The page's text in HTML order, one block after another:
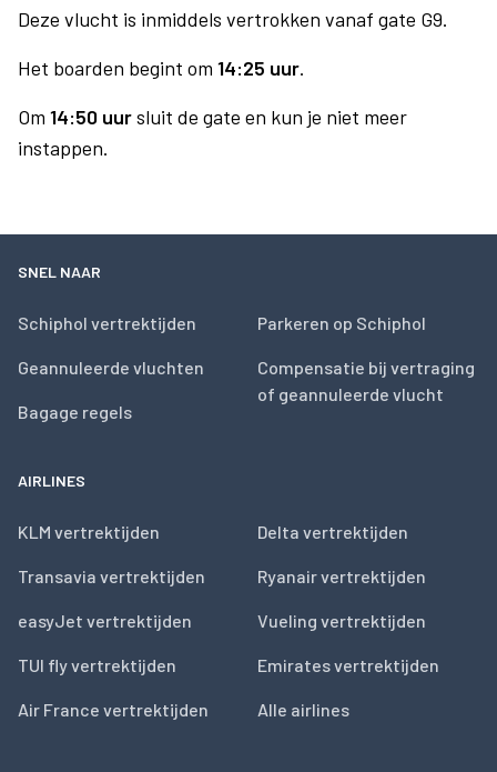
Deze vlucht is inmiddels vertrokken vanaf gate G9.
Het boarden begint om 14:25 uur.
Om 14:50 uursluit de gate en kun je niet meer
instappen.
SNEL NAAR
Schiphol vertrektijden
Geannuleerde vluchten
Bagage regels
Parkeren op Schiphol
Compensatie bij vertraging
of geannuleerde vlucht
AIRLINES
KLM vertrektijden
Transavia vertrektijden
easyJet vertrektijden
TUI fly vertrektijden
Air France vertrektijden
Delta vertrektijden
Ryanair vertrektijden
Vueling vertrektijden
Emirates vertrektijden
Alle airlines